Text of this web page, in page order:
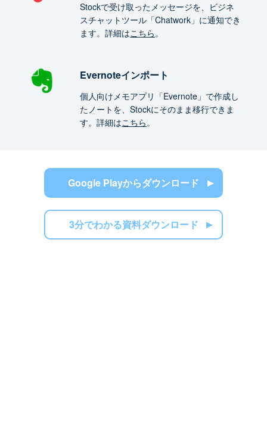
Stockで受け取ったメッセージを、ビジネ
スチャットツール「Chatwork」に通知でき
ます。詳細はこちら。
Evernoteインポート
個人向けメモアプリ「Evernote」で作成し
たノートを、Stockにそのまま移行できま
す。詳細はこちら。
Google Playからダウンロード
3分でわかる資料ダウンロード